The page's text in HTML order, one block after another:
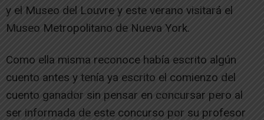
y el Museo del Louvre y este verano visitará el
Museo Metropolitano de Nueva York.
Como ella misma reconoce había escrito algún
cuento antes y tenía ya escrito el comienzo del
cuento ganador sin pensar en concursar pero al
ser informada de este concurso por su profesor